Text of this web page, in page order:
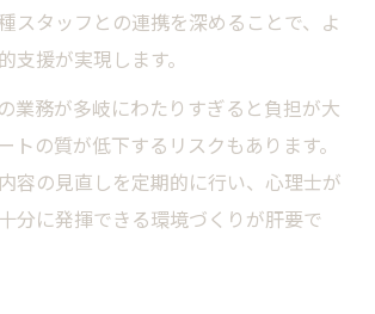
スタッフとの連携を深めることで、よ
支援が実現します。
業務が多岐にわたりすぎると負担が大
トの質が低下するリスクもあります。
容の見直しを定期的に行い、心理士が
分に発揮できる環境づくりが肝要で